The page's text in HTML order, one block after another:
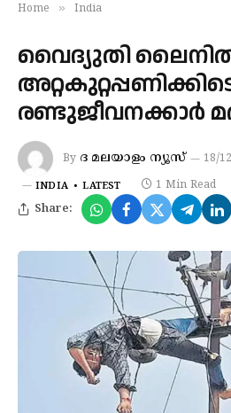
Home » India
വൈദ്യുതി
രണ്ടുജീവനക്കാർ
By ദ മലയാളം ന്യൂസ് 18/
INDIA LATEST 1 Min Read
Share: